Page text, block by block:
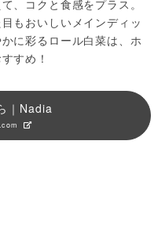
、コクと食感をプラス。
もおいしいメインディッ
に彩るロール白菜は、ホ
すめ！
｜Nadia